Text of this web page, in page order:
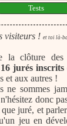
Tests
visiteurs ! et toi là-
la clôture des
jurés inscrits
et aux autres !
ne sommes
donc
juré, et
jeu en